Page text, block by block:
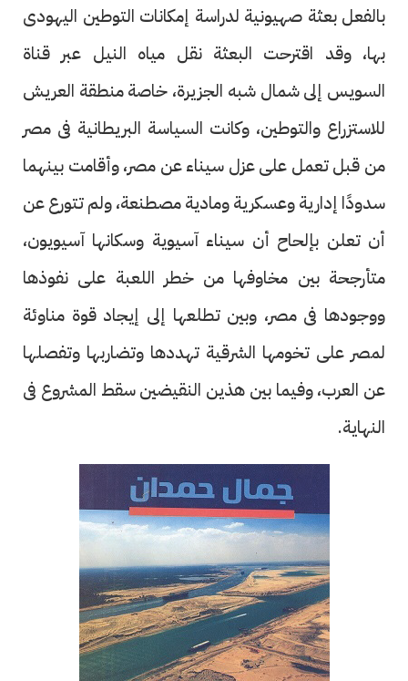
بالفعل بعثة صهيونية لدراسة إمكانات التوطين اليهودى
بها، وقد اقترحت البعثة نقل مياه النيل عبر قناة
السويس إلى شمال شبه الجزيرة، خاصة منطقة العريش
للاستزراع والتوطين، وكانت السياسة البريطانية فى مصر
من قبل تعمل على عزل سيناء عن مصر، وأقامت بينهما
سدودًا إدارية وعسكرية ومادية مصطنعة، ولم تتورع عن
أن تعلن بإلحاح أن سيناء آسيوية وسكانها آسيويون،
متأرجحة بين مخاوفها من خطر اللعبة على نفوذها
ووجودها فى مصر، وبين تطلعها إلى إيجاد قوة مناوئة
لمصر على تخومها الشرقية تهددها وتضاربها وتفصلها
عن العرب، وفيما بين هذين النقيضين سقط المشروع فى
النهاية.